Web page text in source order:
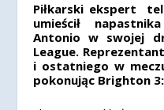
Piłkarski ekspert
umieścił
Antonio w swojej
League.
i ostatniego w
pokonując Brighton